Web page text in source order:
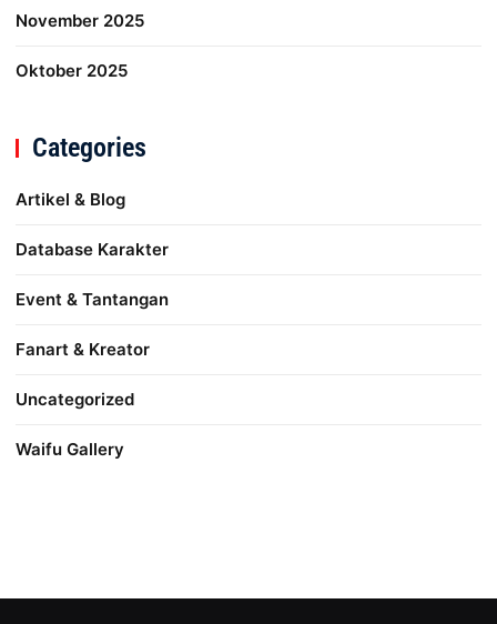
November 2025
Oktober 2025
Categories
Artikel & Blog
Database Karakter
Event & Tantangan
Fanart & Kreator
Uncategorized
Waifu Gallery